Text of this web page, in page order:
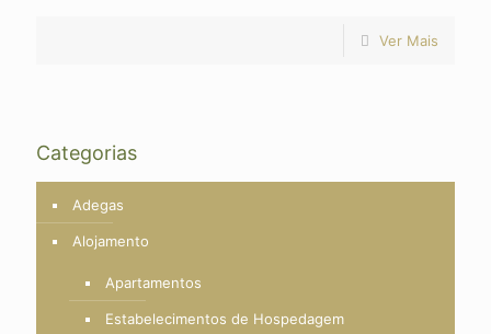
Ver Mais
Categorias
Adegas
Alojamento
Apartamentos
Estabelecimentos de Hospedagem